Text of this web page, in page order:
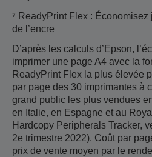
⁷ ReadyPrint Flex : Économisez
de l’encre
D’après les calculs d’Epson,
imprimer une page A4 avec la
ReadyPrint Flex la plus élevée
par page des 30 imprimantes à
grand public les plus vendues
en Italie, en Espagne et au
Hardcopy Peripherals Tracker,
2e trimestre 2022). Coût par
prix de vente moyen par le